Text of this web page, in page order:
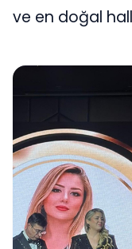
ve en doğal